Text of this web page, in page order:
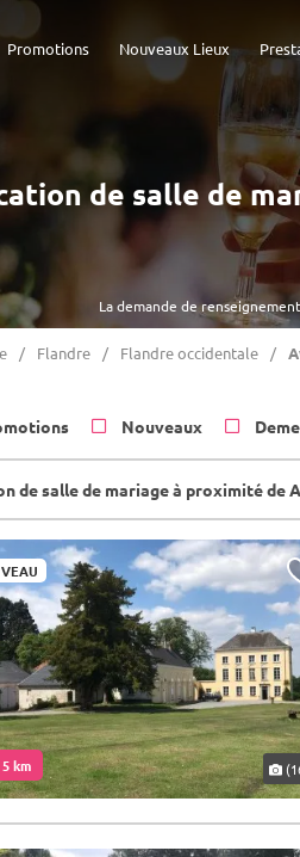
Nouveaux Lieux
Promotions
La demande de
de salle de
Flandre Flandre occidentale
Nouveaux
de salle de mariage à proximité de
km